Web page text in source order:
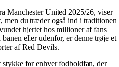
Manchester United 2025/26, viser
men du træder også ind i traditionen
hjertet hos millioner af fans
eller udenfor, er denne trøje et
af Red Devils.
stykke for enhver fodboldfan, der